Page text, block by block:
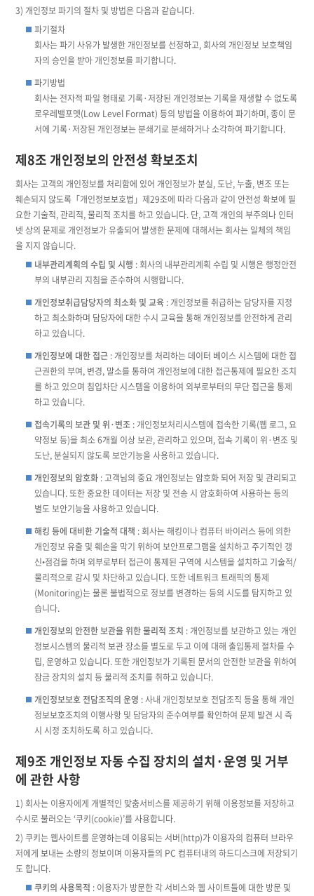
3) 개인정보 파기의 절차 및 방법은 다음과 같습니다.
파기절차
회사는 파기 사유가 발생한 개인정보를 선정하고, 회사의 개인정보 보호책임
자의 승인을 받아 개인정보를 파기합니다.
파기방법
회사는 전자적 파일 형태로 기록·저장된 개인정보는 기록을 재생할 수 없도록
로우레밸포멧(Low Level Format) 등의 방법을 이용하여 파기하며, 종이 문
서에 기록·저장된 개인정보는 분쇄기로 분쇄하거나 소각하여 파기합니다.
제8조 개인정보의 안전성 확보조치
회사는 고객의 개인정보를 처리함에 있어 개인정보가 분실, 도난, 누출, 변조 또는
훼손되지 않도록「개인정보보호법」제29조에 따라 다음과 같이 안전성 확보에 필
요한 기술적, 관리적, 물리적 조치를 하고 있습니다. 단, 고객 개인의 부주의나 인터
넷 상의 문제로 개인정보가 유출되어 발생한 문제에 대해서는 회사는 일체의 책임
을 지지 않습니다.
내부관리계획의 수립 및 시행 : 회사의 내부관리계획 수립 및 시행은 행정안전
부의 내부관리 지침을 준수하여 시행합니다.
개인정보취급담당자의 최소화 및 교육 : 개인정보를 취급하는 담당자를 지정
하고 최소화하며 담당자에 대한 수시 교육을 통해 개인정보를 안전하게 관리
하고 있습니다.
개인정보에 대한 접근 : 개인정보를 처리하는 데이터 베이스 시스템에 대한 접
근권한의 부여, 변경, 말소를 통하여 개인정보에 대한 접근통제에 필요한 조치
를 하고 있으며 침입차단 시스템을 이용하여 외부로부터의 무단 접근을 통제
하고 있습니다.
접속기록의 보관 및 위·변조 : 개인정보처리시스템에 접속한 기록(웹 로그, 요
약정보 등)을 최소 6개월 이상 보관, 관리하고 있으며, 접속 기록이 위·변조 및
도난, 분실되지 않도록 보안기능을 사용하고 있습니다.
개인정보의 암호화 : 고객님의 중요 개인정보는 암호화 되어 저장 및 관리되고
있습니다. 또한 중요한 데이터는 저장 및 전송 시 암호화하여 사용하는 등의
별도 보안기능을 사용하고 있습니다.
해킹 등에 대비한 기술적 대책 : 회사는 해킹이나 컴퓨터 바이러스 등에 의한
개인정보 유출 및 훼손을 막기 위하여 보안프로그램을 설치하고 주기적인 갱
신•점검을 하며 외부로부터 접근이 통제된 구역에 시스템을 설치하고 기술적/
물리적으로 감시 및 차단하고 있습니다. 또한 네트워크 트래픽의 통제
(Monitoring)는 물론 불법적으로 정보를 변경하는 등의 시도를 탐지하고 있
습니다.
개인정보의 안전한 보관을 위한 물리적 조치 : 개인정보를 보관하고 있는 개인
정보시스템의 물리적 보관 장소를 별도로 두고 이에 대해 출입통제 절차를 수
립, 운영하고 있습니다. 또한 개인정보가 기록된 문서의 안전한 보관을 위하여
잠금 장치의 설치 등 물리적 조치를 취하고 있습니다.
개인정보보호 전담조직의 운영 : 사내 개인정보보호 전담조직 등을 통해 개인
정보보호조치의 이행사항 및 담당자의 준수여부를 확인하여 문제 발견 시 즉
시 시정 조치하도록 하고 있습니다.
제9조 개인정보 자동 수집 장치의 설치·운영 및 거부
에 관한 사항
1) 회사는 이용자에게 개별적인 맞춤서비스를 제공하기 위해 이용정보를 저장하고
수시로 불러오는 ‘쿠키(cookie)’를 사용합니다.
2) 쿠키는 웹사이트를 운영하는데 이용되는 서버(http)가 이용자의 컴퓨터 브라우
저에게 보내는 소량의 정보이며 이용자들의 PC 컴퓨터내의 하드디스크에 저장되기
도 합니다.
쿠키의 사용목적 : 이용자가 방문한 각 서비스와 웹 사이트들에 대한 방문 및